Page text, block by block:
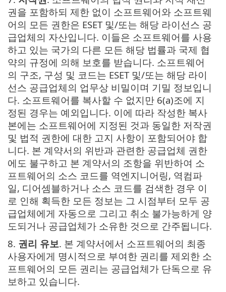
권을 포함하되 제한 없이 소프트웨어와 소프트웨
어의 모든 권한은 ESET 및/또는 해당 라이선스 공
급업체의 자산입니다. 이들은 소프트웨어를 사용
하고 있는 국가의 다른 모든 해당 법률과 국제 협
약의 규정에 의해 보호를 받습니다. 소프트웨어
의 구조, 구성 및 코드는 ESET 및/또는 해당 라이
선스 공급업체의 업무상 비밀이며 기밀 정보입니
다. 소프트웨어를 복사할 수 없지만 6(a)조에 지
정된 경우는 예외입니다. 이에 따라 작성한 복사
본에는 소프트웨어에 지정된 것과 동일한 저작권
및 법적 권한에 대한 고지 사항이 포함되어야 합
니다. 본 계약서의 위반과 관련한 공급업체 권한
에도 불구하고 본 계약서의 조항을 위반하여 소
프트웨어의 소스 코드를 역엔지니어링, 역컴파
일, 디어셈블하거나 소스 코드를 검색한 경우 이
로 인해 획득한 모든 정보는 그 시점부터 모두 공
급업체에게 자동으로 그리고 취소 불가능하게 양
도되거나 공급업체가 소유한 것으로 간주됩니다.
8. 권리 유보. 본 계약서에서 소프트웨어의 최종
사용자에게 명시적으로 부여한 권리를 제외한 소
프트웨어의 모든 권리는 공급업체가 단독으로 유
보하고 있습니다.